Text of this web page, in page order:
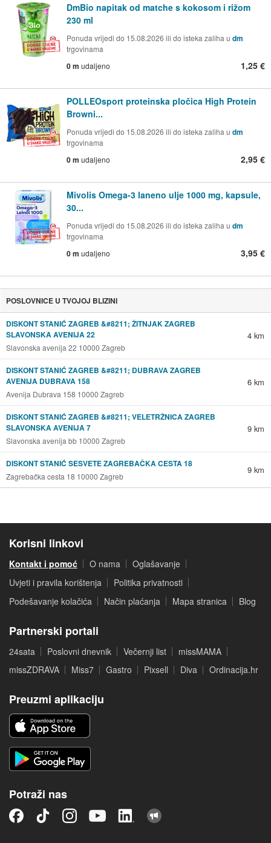
DmBio napitak od matche s kokosom i rižom
230 ml
Ponuda vrijedi do 15.08.2026 ili do isteka zaliha u dm
trgovinama
0 m udaljeno 1,25 €
POLLEOsport proteinska pločica High Protein
Browni...
Ponuda vrijedi do 15.08.2026 ili do isteka zaliha u dm
trgovinama
0 m udaljeno 2,95 €
Mivolis Omega-3 laneno ulje 1000 mg, kapsule,
30...
Ponuda vrijedi do 15.08.2026 ili do isteka zaliha u dm
trgovinama
0 m udaljeno 3,95 €
POSLOVNICE U TVOJOJ BLIZINI
DISKONT STANIĆ ZAGREB &#8211; ŽITNJAK ZAGREB
SLAVONSKA AVENIJA 22
Slavonska avenija 22 10000 Zagreb
4 km
DISKONT STANIĆ ZAGREB &#8211; DUBRAVA ZAGREB
AVENIJA DUBRAVA 158
Avenija Dubrava 158 10000 Zagreb
6 km
DISKONT STANIĆ ZAGREB &#8211; VELETRŽNICA ZAGREB
SLAVONSKA AVENIJA 7
Slavonska avenija bb 10000 Zagreb
9 km
DISKONT STANIĆ SESVETE ZAGREBAČKA CESTA 18
Zagrebačka cesta 18 10000 Zagreb
9 km
Korisni linkovi
Kontakt i pomoć O nama
Oglašavanje
Uvjeti i pravila korištenja
Politika privatnosti
Podešavanje kolačića
Način plaćanja Mapa stranica Blog
Partnerski portali
24sata Poslovni dnevnik Večernji list
missMAMA
missZDRAVA
Miss7 Gastro Pixsell Diva Ordinacija.hr
Preuzmi aplikaciju
Potraži nas